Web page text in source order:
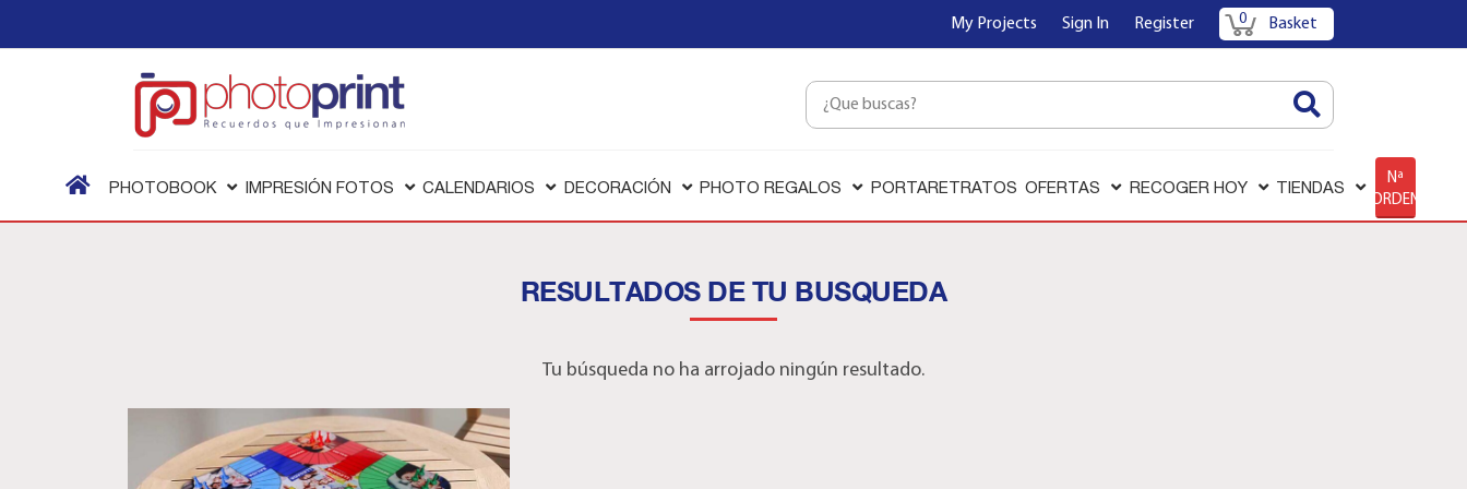
My Projects Sign In Register 0 Basket
PHOTOBOOK IMPRESIÓN FOTOS CALENDARIOS DECORACIÓN PHOTO REGALOS PORTARETRATOS OFERTAS RECOGER HOY TIENDAS
Nª
ORDEN
RESULTADOS DE TU BUSQUEDA
Tu búsqueda no ha arrojado ningún resultado.